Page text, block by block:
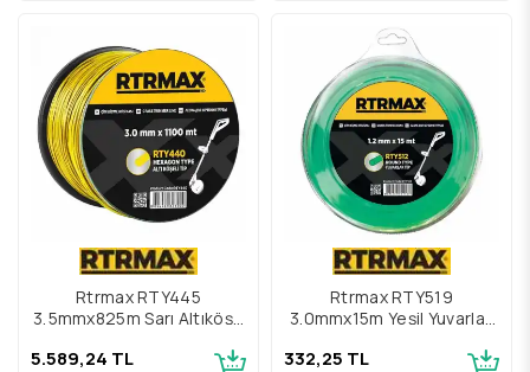
Rtrmax RTY445
3,5mmx825m Sarı Altıköşe
5.589,24 TL
Rtrmax RTY519
3.0mmx15m Yeşil Yuvarlak
332,25 TL